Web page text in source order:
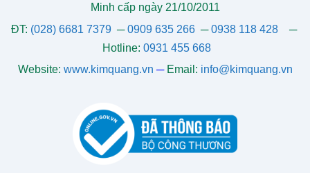
Minh cấp ngày 21/10/2011
ĐT: (028) 6681 7379 ─0909 635 266─0938 118 428─
Hotline: 0931 455 668
Website: www.kimquang.vn ─ Email: info@kimquang.vn